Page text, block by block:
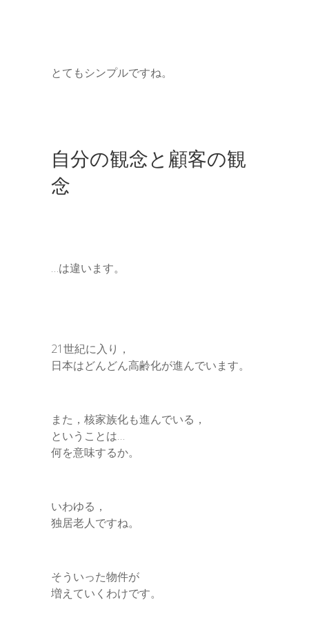
とてもシンプルですね。
自分の観念と顧客の観
念
…は違います。
21世紀に入り，
日本はどんどん高齢化が進んでいます。
また，核家族化も進んでいる，
ということは…
何を意味するか。
いわゆる，
独居老人ですね。
そういった物件が
増えていくわけです。